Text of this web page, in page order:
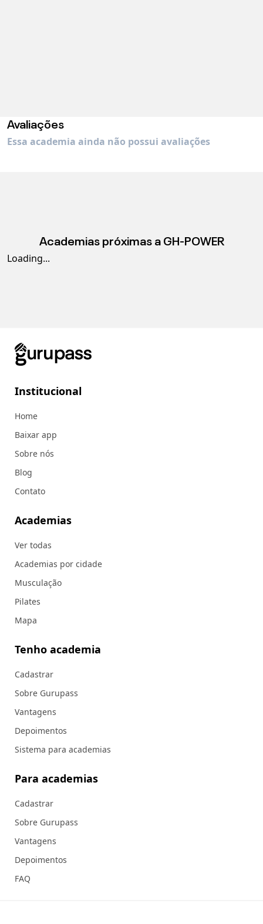
Avaliações
Essa academia ainda não possui avaliações
Academias próximas a GH-POWER
Loading...
Institucional
Home
Baixar app
Sobre nós
Blog
Contato
Academias
Ver todas
Academias por cidade
Musculação
Pilates
Mapa
Tenho academia
Cadastrar
Sobre Gurupass
Vantagens
Depoimentos
Sistema para academias
Para academias
Cadastrar
Sobre Gurupass
Vantagens
Depoimentos
FAQ